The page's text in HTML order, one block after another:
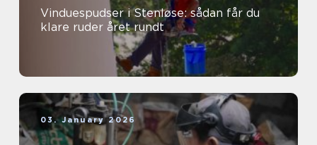
Vinduespudser i Stenløse: sådan får du
klare ruder året rundt
03. January 2026